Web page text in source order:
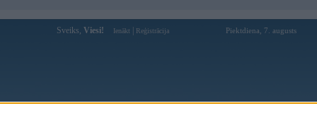
Sveiks, Viesi! Ienākt Reģistrācija Piektdiena, 7. augusts